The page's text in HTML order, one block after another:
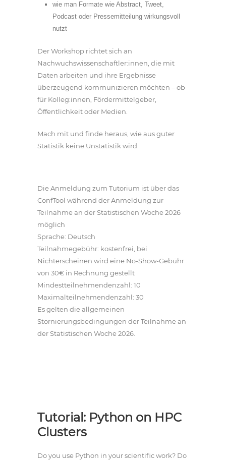
wie man Formate wie Abstract, Tweet,
Podcast oder Pressemitteilung wirkungsvoll
nutzt
Der Workshop richtet sich an
Nachwuchswissenschaftler:innen, die mit
Daten arbeiten und ihre Ergebnisse
überzeugend kommunizieren möchten – ob
für Kolleg:innen, Fördermittelgeber,
Öffentlichkeit oder Medien.
Mach mit und finde heraus, wie aus guter
Statistik keine Unstatistik wird.
Die Anmeldung zum Tutorium ist über das
ConfTool während der Anmeldung zur
Teilnahme an der Statistischen Woche 2026
möglich
Sprache: Deutsch
Teilnahmegebühr: kostenfrei, bei
Nichterscheinen wird eine No-Show-Gebühr
von 30€ in Rechnung gestellt
Mindestteilnehmendenzahl: 10
Maximalteilnehmendenzahl: 30
Es gelten die allgemeinen
Stornierungsbedingungen der Teilnahme an
der Statistischen Woche 2026.
Tutorial: Python on HPC
Clusters
Do you use Python in your scientific work? Do